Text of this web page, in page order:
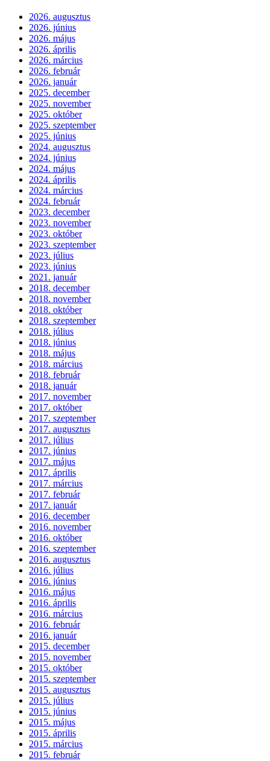
2026. augusztus
2026. június
2026. május
2026. április
2026. március
2026. február
2026. január
2025. december
2025. november
2025. október
2025. szeptember
2025. június
2024. augusztus
2024. június
2024. május
2024. április
2024. március
2024. február
2023. december
2023. november
2023. október
2023. szeptember
2023. július
2023. június
2021. január
2018. december
2018. november
2018. október
2018. szeptember
2018. július
2018. június
2018. május
2018. március
2018. február
2018. január
2017. november
2017. október
2017. szeptember
2017. augusztus
2017. július
2017. június
2017. május
2017. április
2017. március
2017. február
2017. január
2016. december
2016. november
2016. október
2016. szeptember
2016. augusztus
2016. július
2016. június
2016. május
2016. április
2016. március
2016. február
2016. január
2015. december
2015. november
2015. október
2015. szeptember
2015. augusztus
2015. július
2015. június
2015. május
2015. április
2015. március
2015. február